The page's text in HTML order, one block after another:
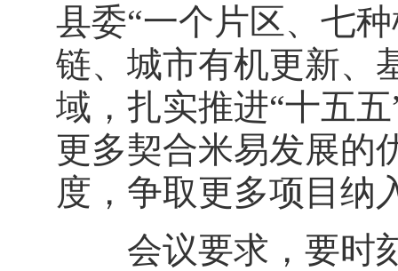
县委“一个片区、七
链、城市有机更新、
域，扎实推进“十五
更多契合米易发展的
度，争取更多项目纳
会议要求，要时刻